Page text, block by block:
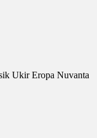
Ukir Eropa Nuvanta